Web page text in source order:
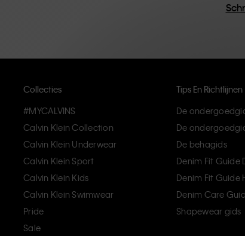
Collecties
#MYCALVINS
Calvin Klein Collection
Calvin Klein Underwear
Calvin Klein Sport
Calvin Klein Kids
Calvin Klein Swimwear
Pride
Sale
Tips En Richtlijnen
De
De
De behagids
Denim Fit Guide
Denim Fit Guide
Denim Care
Shapewear gids